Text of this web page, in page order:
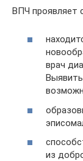
ВПЧ проявляет
врач
из